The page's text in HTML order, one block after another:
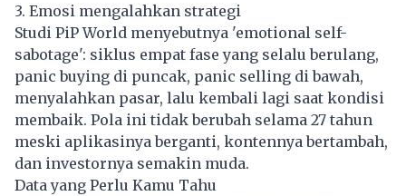
3. Emosi mengalahkan strategi
Studi PiP World menyebutnya 'emotional self-
sabotage': siklus empat fase yang selalu berulang,
panic buying di puncak, panic selling di bawah,
menyalahkan pasar, lalu kembali lagi saat kondisi
membaik. Pola ini tidak berubah selama 27 tahun
meski aplikasinya berganti, kontennya bertambah,
dan investornya semakin muda.
Data yang Perlu Kamu Tahu